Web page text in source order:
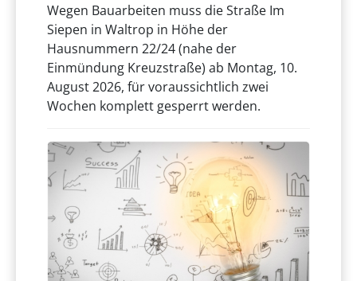
Wegen Bauarbeiten muss die Straße Im
Siepen in Waltrop in Höhe der
Hausnummern 22/24 (nahe der
Einmündung Kreuzstraße) ab Montag, 10.
August 2026, für voraussichtlich zwei
Wochen komplett gesperrt werden.